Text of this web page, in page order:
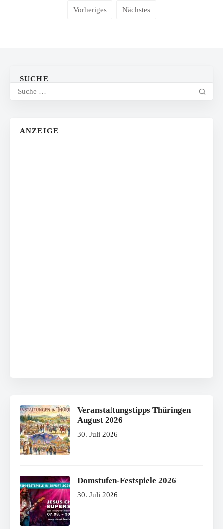
Vorheriges Nächstes
SUCHE
ANZEIGE
Veranstaltungstipps Thüringen
August 2026
30. Juli 2026
Domstufen-Festspiele 2026
30. Juli 2026